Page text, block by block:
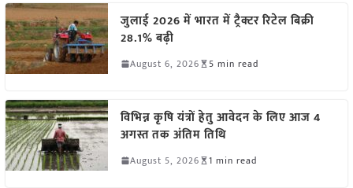
जुलाई 2026 में भारत में ट्रैक्टर रिटेल बिक्री
28.1% बढ़ी
August 6, 2026 5 min read
विभिन्न कृषि यंत्रों हेतु आवेदन के लिए आज 4
अगस्त तक अंतिम तिथि
August 5, 2026 1 min read